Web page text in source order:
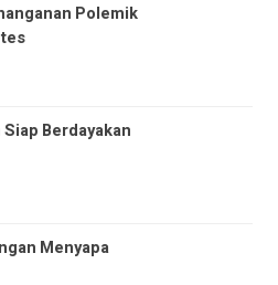
Polemik
Berdayakan
Menyapa